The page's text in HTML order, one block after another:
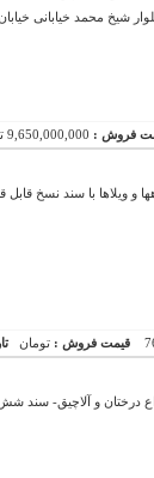
شیخ محمد خیابانی
فروش : 9,650,000,000 تومان
ویلاها با سند نسخ قابل
قیمت فروش : تومان
مزروعی حصار شده به متراژ 800 متر - با